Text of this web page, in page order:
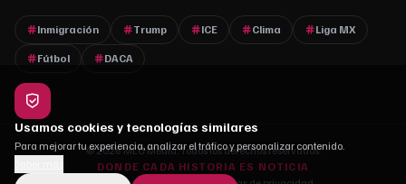
Inmigración Trump ICE Clima Liga MX
Fútbol DACA
© 2026 MLC Media. Todos los derechos reservados.
DONDE CADA HISTORIA ES NOTICIA
Usamos cookies y tecnologías similares
Para mejorar tu experiencia, analizar el tráfico y personalizar contenido.